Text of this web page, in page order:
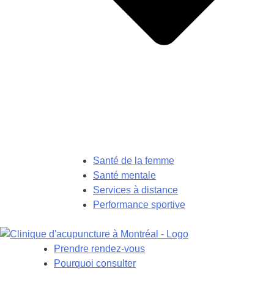
Santé de la femme
Santé mentale
Services à distance
Performance sportive
Prendre rendez-vous
Pourquoi consulter